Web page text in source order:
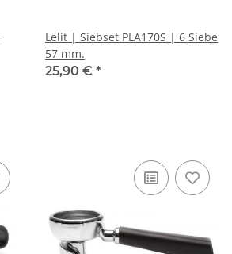
Lelit | Siebset PLA170S | 6 Siebe
57 mm.
25,90 € *